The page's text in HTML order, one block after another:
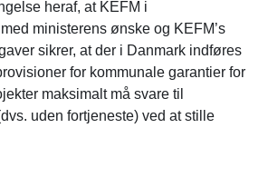
heraf, at KEFM i
ministerens ønske og KEFM’s
sikrer, at der i Danmark indføres
for kommunale garantier for
maksimalt må svare til
uden fortjeneste) ved at stille